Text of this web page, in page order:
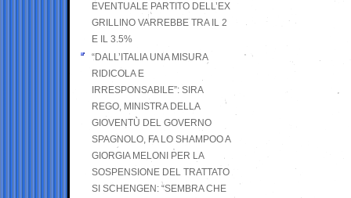
EVENTUALE PARTITO DELL’EX
GRILLINO VARREBBE TRA IL 2
E IL 3.5%
“DALL’ITALIA UNA MISURA
RIDICOLA E
IRRESPONSABILE”: SIRA
REGO, MINISTRA DELLA
GIOVENTÙ DEL GOVERNO
SPAGNOLO, FA LO SHAMPOO A
GIORGIA MELONI PER LA
SOSPENSIONE DEL TRATTATO
SI SCHENGEN: “SEMBRA CHE